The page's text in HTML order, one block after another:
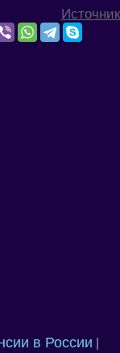
Источник
в России